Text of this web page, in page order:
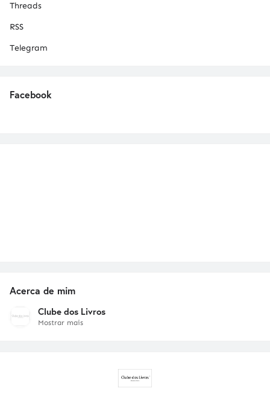
Threads
RSS
Telegram
Facebook
Acerca de mim
Clube dos Livros
Mostrar mais